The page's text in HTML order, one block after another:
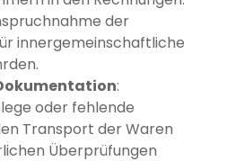
der
innergemeinschaftliche
:
oder fehlende
Transport der Waren
Überprüfungen